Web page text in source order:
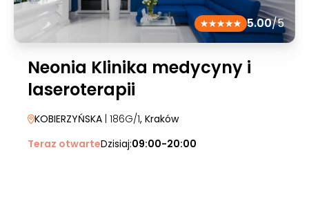
5.00/5
Neonia Klinika medycyny i
laseroterapii
KOBIERZYŃSKA | 186G/1, Kraków
Teraz otwarteDzisiaj:09:00-20:00